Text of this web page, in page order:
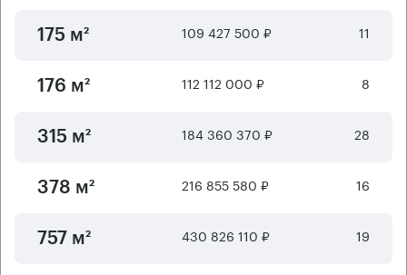
175 м² 109 427 500 ₽ 11
176 м² 112 112 000 ₽ 8
315 м² 184 360 370 ₽ 28
378 м² 216 855 580 ₽ 16
757 м² 430 826 110 ₽ 19